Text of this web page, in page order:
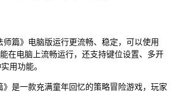
师篇》电脑版运行更流畅、稳定，可以使用
在电脑上流畅运行，还支持键位设置、多开
用功能。
》是一款充满童年回忆的策略冒险游戏，玩家